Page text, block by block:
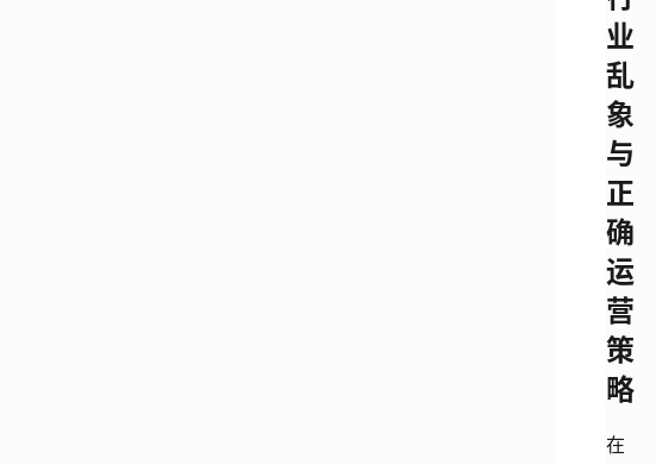
业
乱
象
与
正
确
运
营
策
略
在